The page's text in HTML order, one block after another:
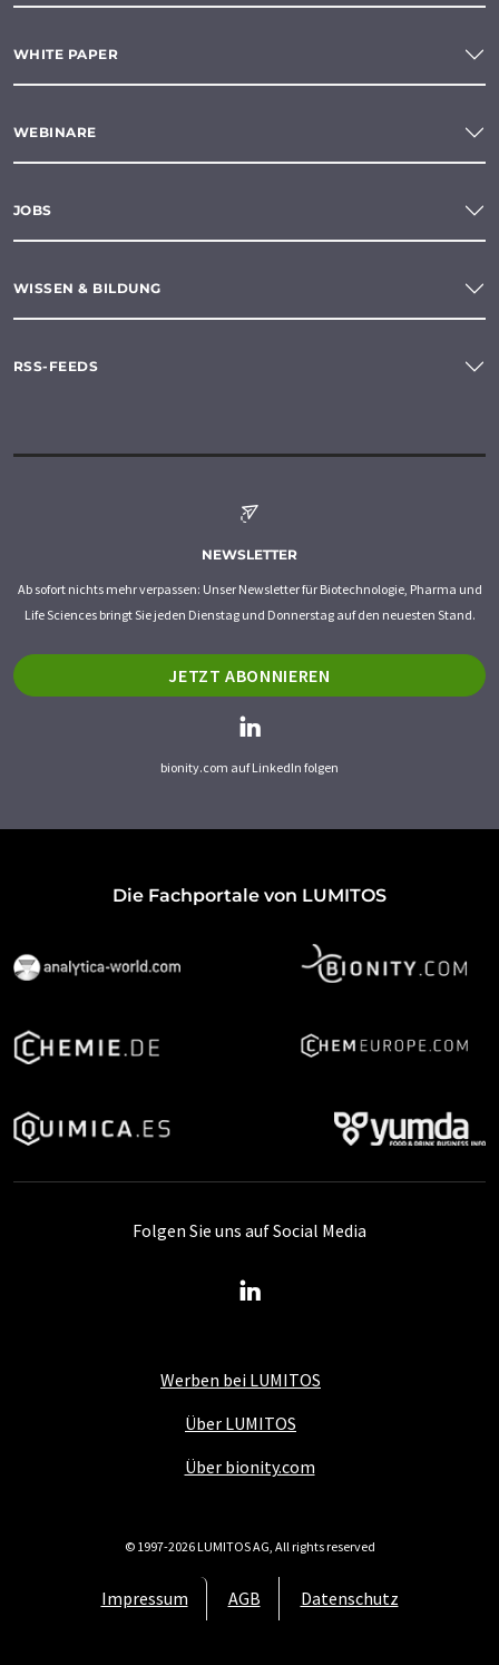
WHITE PAPER
WEBINARE
JOBS
WISSEN & BILDUNG
RSS-FEEDS
NEWSLETTER
Ab sofort nichts mehr verpassen: Unser Newsletter für Biotechnologie, Pharma und
Life Sciences bringt Sie jeden Dienstag und Donnerstag auf den neuesten Stand.
JETZT ABONNIEREN
bionity.com auf LinkedIn folgen
Die Fachportale von LUMITOS
Werben bei LUMITOS
Über LUMITOS
Über bionity.com
Impressum AGB Datenschutz
Folgen Sie uns auf Social Media
© 1997-2026 LUMITOS AG, All rights reserved